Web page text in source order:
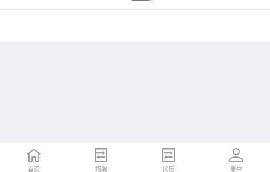
首页 招聘 简历 账户